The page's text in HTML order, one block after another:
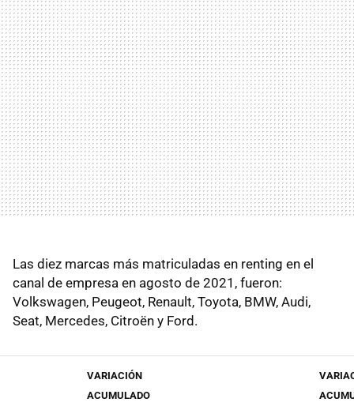
Las diez marcas más matriculadas en renting en el
canal de empresa en agosto de 2021, fueron:
Volkswagen, Peugeot, Renault, Toyota, BMW, Audi,
Seat, Mercedes, Citroën y Ford.
VARIACIÓN
ACUMULADO